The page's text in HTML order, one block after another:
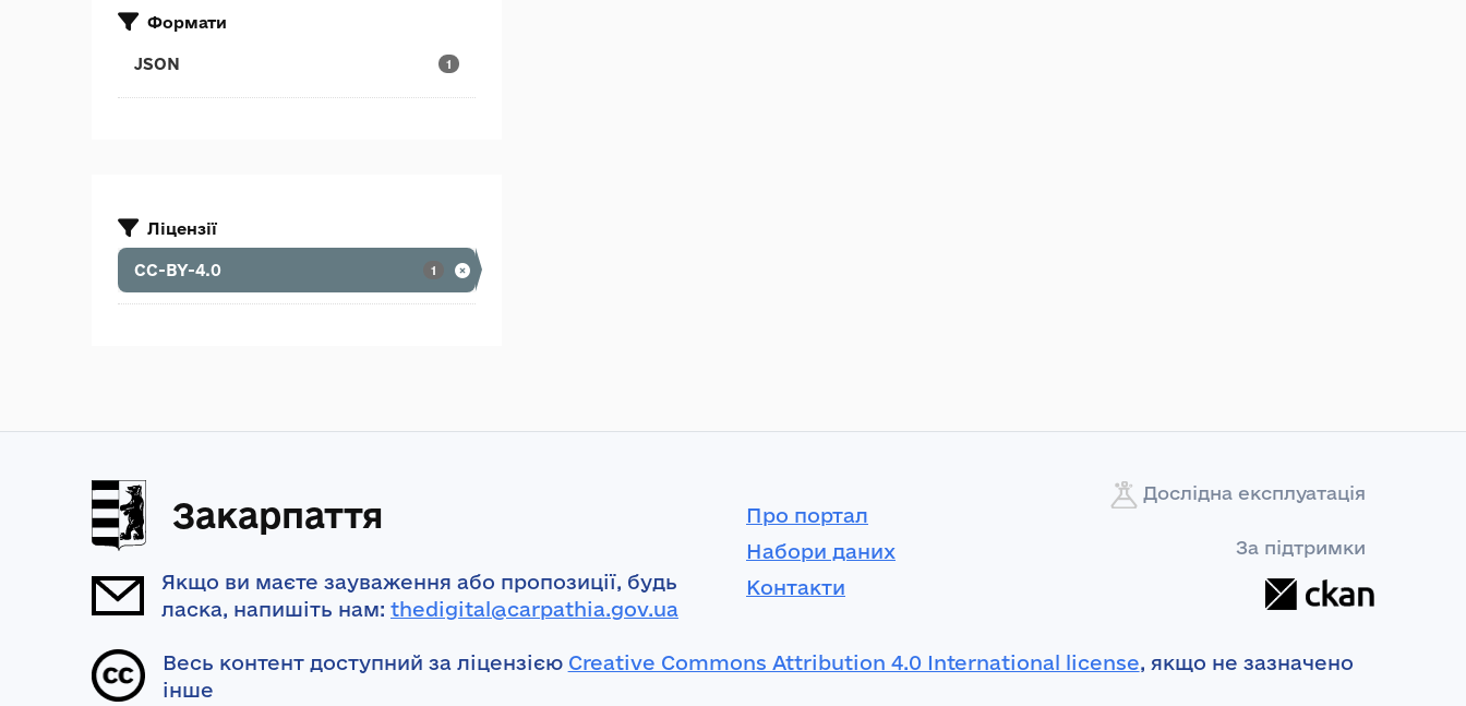
Формати
JSON 1
Ліцензії
CC-BY-4.0 1
Закарпаття
Якщо ви маєте зауваження або пропозиції, будь
ласка, напишіть нам: thedigital@carpathia.gov.ua
Про портал
Набори даних
Контакти
Дослідна експлуатація
За підтримки
Весь контент доступний за ліцензією Creative Commons Attribution 4.0 International license, якщо не зазначено
інше